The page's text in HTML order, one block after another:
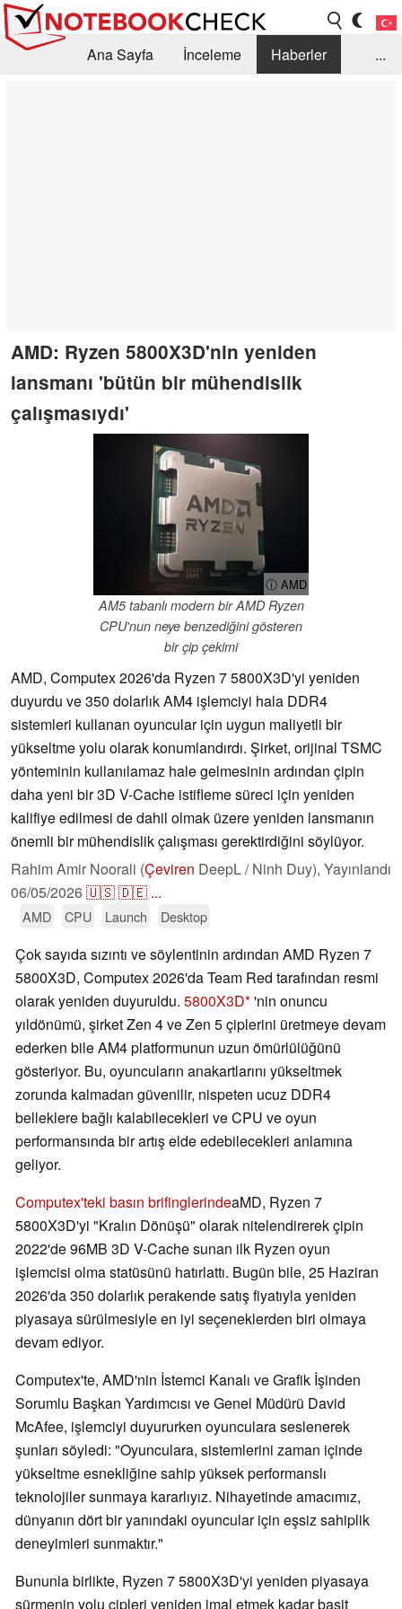
Ana Sayfa İnceleme
Haberler
...
AMD: Ryzen 5800X3D'nin yeniden
lansmanı 'bütün bir mühendislik
çalışmasıydı'
ⓘ AMD
AM5 tabanlı modern bir AMD Ryzen
CPU'nun neye benzediğini gösteren
bir çip çekimi
AMD, Computex 2026'da Ryzen 7 5800X3D'yi yeniden
duyurdu ve 350 dolarlık AM4 işlemciyi hala DDR4
sistemleri kullanan oyuncular için uygun maliyetli bir
yükseltme yolu olarak konumlandırdı. Şirket, orijinal TSMC
yönteminin kullanılamaz hale gelmesinin ardından çipin
daha yeni bir 3D V-Cache istifleme süreci için yeniden
kalifiye edilmesi de dahil olmak üzere yeniden lansmanın
önemli bir mühendislik çalışması gerektirdiğini söylüyor.
Rahim Amir Noorali (Çeviren DeepL / Ninh Duy), Yayınlandı
06/05/2026🇺🇸🇩🇪 ...
AMD CPU Launch Desktop
Çok sayıda sızıntı ve söylentinin ardından AMD Ryzen 7
5800X3D, Computex 2026'da Team Red tarafından resmi
olarak yeniden duyuruldu. 5800X3D 'nin onuncu
yıldönümü, şirket Zen 4 ve Zen 5 çiplerini üretmeye devam
ederken bile AM4 platformunun uzun ömürlülüğünü
gösteriyor. Bu, oyuncuların anakartlarını yükseltmek
zorunda kalmadan güvenilir, nispeten ucuz DDR4
belleklere bağlı kalabilecekleri ve CPU ve oyun
performansında bir artış elde edebilecekleri anlamına
geliyor.
Computex'teki basın brifinglerindeaMD, Ryzen 7
5800X3D'yi "Kralın Dönüşü" olarak nitelendirerek çipin
2022'de 96MB 3D V-Cache sunan ilk Ryzen oyun
işlemcisi olma statüsünü hatırlattı. Bugün bile, 25 Haziran
2026'da 350 dolarlık perakende satış fiyatıyla yeniden
piyasaya sürülmesiyle en iyi seçeneklerden biri olmaya
devam ediyor.
Computex'te, AMD'nin İstemci Kanalı ve Grafik İşinden
Sorumlu Başkan Yardımcısı ve Genel Müdürü David
McAfee, işlemciyi duyururken oyunculara seslenerek
şunları söyledi: "Oyunculara, sistemlerini zaman içinde
yükseltme esnekliğine sahip yüksek performanslı
teknolojiler sunmaya kararlıyız. Nihayetinde amacımız,
dünyanın dört bir yanındaki oyuncular için eşsiz sahiplik
deneyimleri sunmaktır."
Bununla birlikte, Ryzen 7 5800X3D'yi yeniden piyasaya
sürmenin yolu çipleri yeniden imal etmek kadar basit